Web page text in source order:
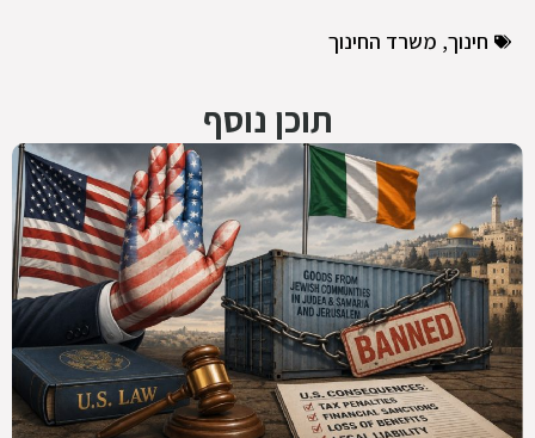
חינוך, משרד החינוך
תוכן נוסף